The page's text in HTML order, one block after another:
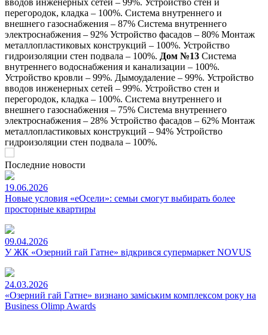
вводов инженерных сетей – 99%. Устройство стен и
перегородок, кладка – 100%. Система внутреннего и
внешнего газоснабжения – 87% Система внутреннего
электроснабжения – 92% Устройство фасадов – 80% Монтаж
металлопластиковых конструкций – 100%. Устройство
гидроизоляции стен подвала – 100%. Дом №13 Система
внутреннего водоснабжения и канализации – 100%.
Устройство кровли – 99%. Дымоудаление – 99%. Устройство
вводов инженерных сетей – 99%. Устройство стен и
перегородок, кладка – 100%. Система внутреннего и
внешнего газоснабжения – 75% Система внутреннего
электроснабжения – 28% Устройство фасадов – 62% Монтаж
металлопластиковых конструкций – 94% Устройство
гидроизоляции стен подвала – 100%.
Последние новости
19.06.2026
Новые условия «еОсели»: семьи смогут выбирать более
просторные квартиры
09.04.2026
У ЖК «Озерний гай Гатне» відкрився супермаркет NOVUS
24.03.2026
«Озерний гай Гатне» визнано заміським комплексом року на
Business Olimp Awards